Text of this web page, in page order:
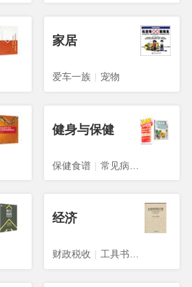
家居
爱车一族 | 宠物
健身与保健
保健食谱 |
经济
财政税收 | 工具书与参考书